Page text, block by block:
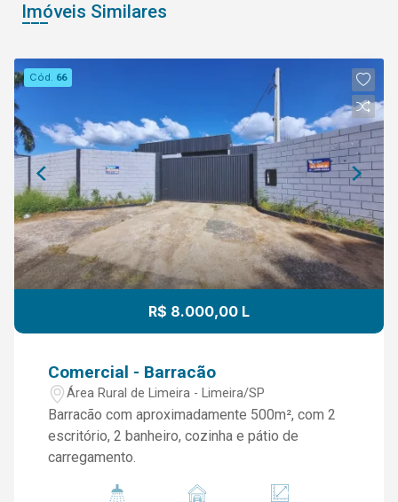
Imóveis Similares
Cód. 66
R$ 8.000,00 L
Comercial - Barracão
Área Rural de Limeira - Limeira/SP
Barracão com aproximadamente 500m², com 2
escritório, 2 banheiro, cozinha e pátio de
carregamento.